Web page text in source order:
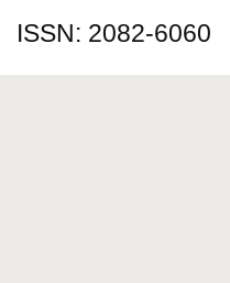
ISSN: 2082-6060